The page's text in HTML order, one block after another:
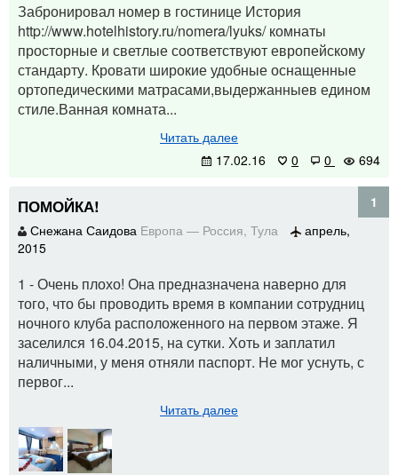
Забронировал номер в гостинице История
http://www.hotelhistory.ru/nomera/lyuks/ комнаты
просторные и светлые соответствуют европейскому
стандарту. Кровати широкие удобные оснащенные
ортопедическими матрасами,выдержанныев едином
стиле.Ванная комната...
Читать далее
17.02.16
0 0 694
ПОМОЙКА!
1
Снежана Саидова Европа — Россия, Тула
апрель,
2015
1 - Очень плохо! Она предназначена наверно для
того, что бы проводить время в компании сотрудниц
ночного клуба расположенного на первом этаже. Я
заселился 16.04.2015, на сутки. Хоть и заплатил
наличными, у меня отняли паспорт. Не мог уснуть, с
первог...
Читать далее